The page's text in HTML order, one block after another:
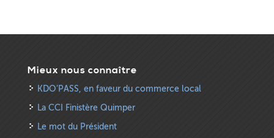
Mieux nous connaître
KDO’PASS, en faveur du commerce local
La CCI Finistère Quimper
Le mot du Président